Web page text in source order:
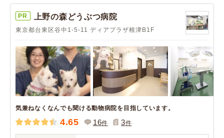
PR 上野の森どうぶつ病院
東京都台東区谷中1-5-11 ディアプラザ根津B1F
気兼ねなくなんでも聞ける動物病院を目指しています。
4.65 16件 3件